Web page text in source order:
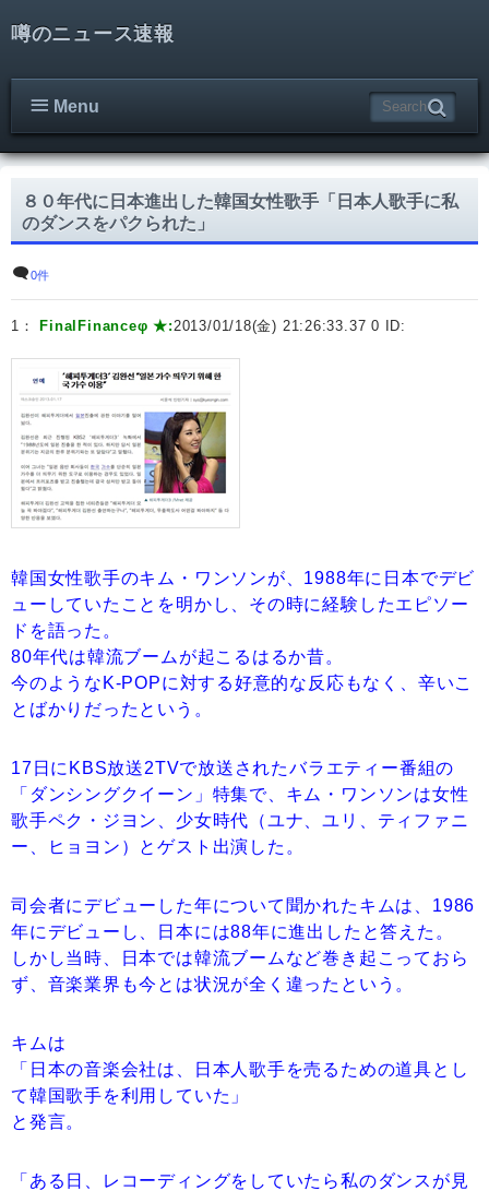
噂のニュース速報
Menu
８０年代に日本進出した韓国女性歌手「日本人歌手に私
のダンスをパクられた」
0件
1： FinalFinanceφ ★:2013/01/18(金) 21:26:33.37 0 ID:
韓国女性歌手のキム・ワンソンが、1988年に日本でデビ
ューしていたことを明かし、その時に経験したエピソー
ドを語った。
80年代は韓流ブームが起こるはるか昔。
今のようなK-POPに対する好意的な反応もなく、辛いこ
とばかりだったという。
17日にKBS放送2TVで放送されたバラエティー番組の
「ダンシングクイーン」特集で、キム・ワンソンは女性
歌手ペク・ジヨン、少女時代（ユナ、ユリ、ティファニ
ー、ヒョヨン）とゲスト出演した。
司会者にデビューした年について聞かれたキムは、1986
年にデビューし、日本には88年に進出したと答えた。
しかし当時、日本では韓流ブームなど巻き起こっておら
ず、音楽業界も今とは状況が全く違ったという。
キムは
「日本の音楽会社は、日本人歌手を売るための道具とし
て韓国歌手を利用していた」
と発言。
「ある日、レコーディングをしていたら私のダンスが見